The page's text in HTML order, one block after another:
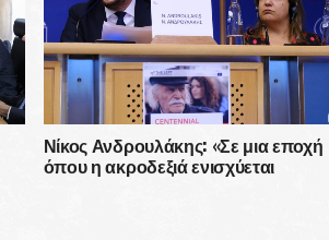
Νίκος Ανδρουλάκης: «Σε μια εποχή
όπου η ακροδεξιά ενισχύεται